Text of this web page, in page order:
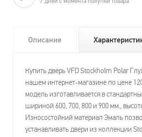
Описание
Купить дверь VFD Stockholm Polar
нашем интернет-магазине по цене
модель изготавливается в
шириной 600, 700, 800 и 900 мм.,
Износостойкий материал Эмаль
устанавливать двери из коллекции